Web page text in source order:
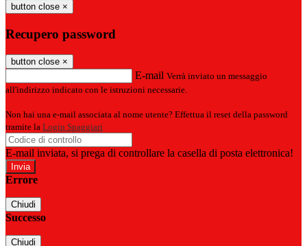
button close ×
Recupero password
button close ×
E-mail Verrà inviato un messaggio
all'indirizzo indicato con le istruzioni necessarie.
Non hai una e-mail associata al nome utente? Effettua il reset della password
tramite la Login Spaggiari
E-mail inviata, si prega di controllare la casella di posta elettronica!
Errore
Chiudi
Successo
Chiudi